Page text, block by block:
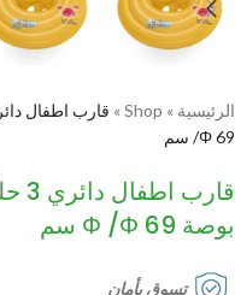
الرئيسية »
Shop
»
/Φ 69 سم
بوصة Φ /Φ 69 سم
تسوق بأمان